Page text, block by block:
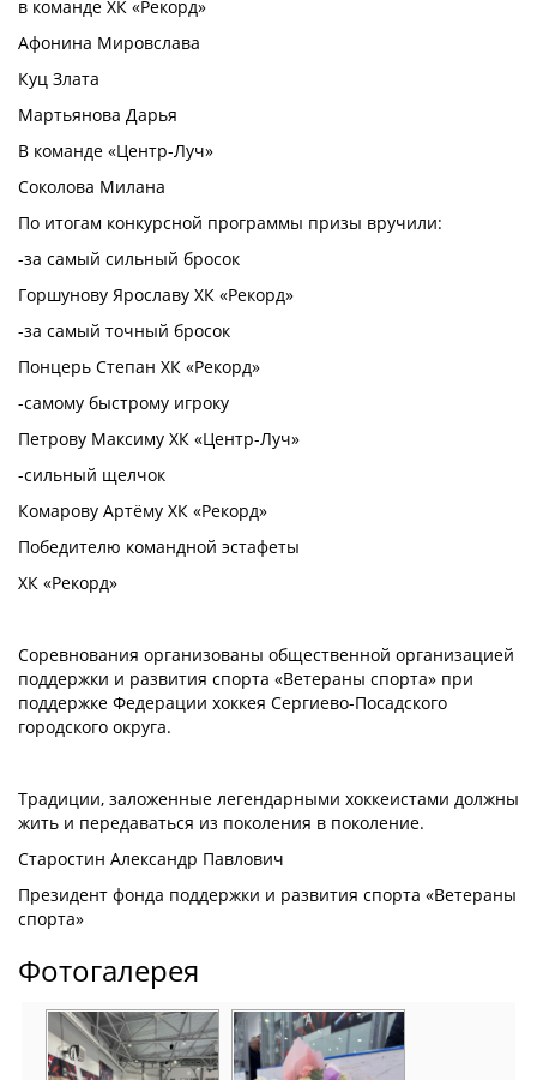
в команде ХК «Рекорд»
Афонина Мировслава
Куц Злата
Мартьянова Дарья
В команде «Центр-Луч»
Соколова Милана
По итогам конкурсной программы призы вручили:
-за самый сильный бросок
Горшунову Ярославу ХК «Рекорд»
-за самый точный бросок
Понцерь Степан ХК «Рекорд»
-самому быстрому игроку
Петрову Максиму ХК «Центр-Луч»
-сильный щелчок
Комарову Артёму ХК «Рекорд»
Победителю командной эстафеты
ХК «Рекорд»
Соревнования организованы общественной организацией
поддержки и развития спорта «Ветераны спорта» при
поддержке Федерации хоккея Сергиево-Посадского
городского округа.
Традиции, заложенные легендарными хоккеистами должны
жить и передаваться из поколения в поколение.
Старостин Александр Павлович
Президент фонда поддержки и развития спорта «Ветераны
спорта»
Фотогалерея